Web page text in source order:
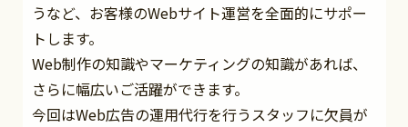
うなど、お客様のWebサイト運営を全面的にサポー
トします。
Web制作の知識やマーケティングの知識があれば、
さらに幅広いご活躍ができます。
今回はWeb広告の運用代行を行うスタッフに欠員が